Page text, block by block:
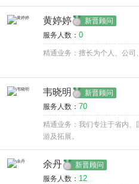
黄婷婷 新晋顾问
服务人数： 0
精通业务：擅长为个人、公
韦晓明 新晋顾问
服务人数： 70
精通业务：我们专注于省内
游及拓展。
余丹 新晋顾问
服务人数： 12